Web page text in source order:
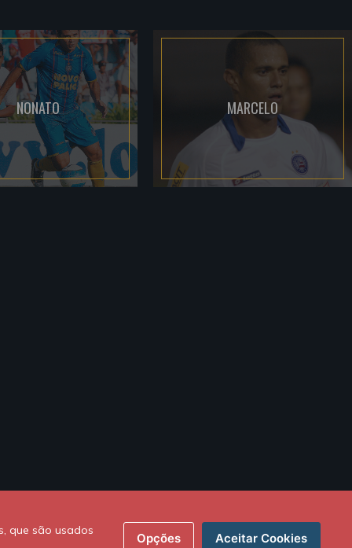
NONATO MARCELO
que são usados
Opções Aceitar Cookies